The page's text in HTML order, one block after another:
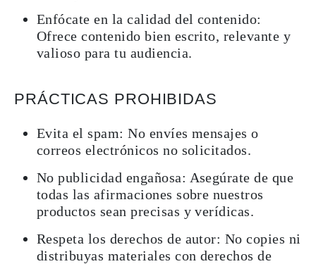
Enfócate en la calidad del contenido:
Ofrece contenido bien escrito, relevante y
valioso para tu audiencia.
PRÁCTICAS PROHIBIDAS
Evita el spam: No envíes mensajes o
correos electrónicos no solicitados.
No publicidad engañosa: Asegúrate de que
todas las afirmaciones sobre nuestros
productos sean precisas y verídicas.
Respeta los derechos de autor: No copies ni
distribuyas materiales con derechos de